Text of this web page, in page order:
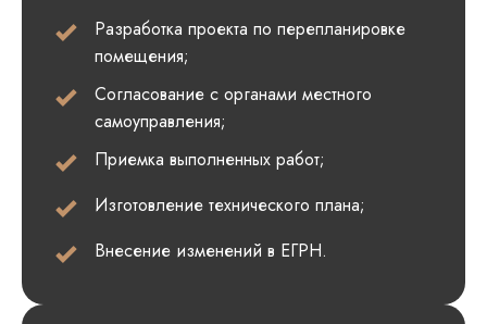
Разработка проекта по перепланировке
помещения;
Согласование с органами местного
самоуправления;
Приемка выполненных работ;
Изготовление технического плана;
Внесение изменений в ЕГРН.